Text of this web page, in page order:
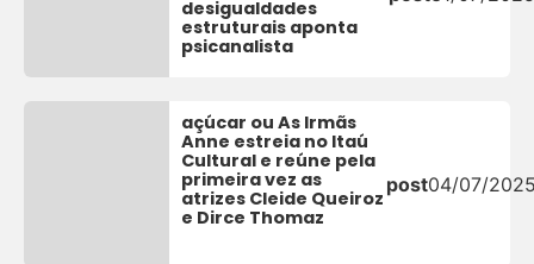
desigualdades
estruturais aponta
psicanalista
açúcar ou As Irmãs
Anne estreia no Itaú
Cultural e reúne pela
primeira vez as
atrizes Cleide Queiroz
e Dirce Thomaz
post04/07/